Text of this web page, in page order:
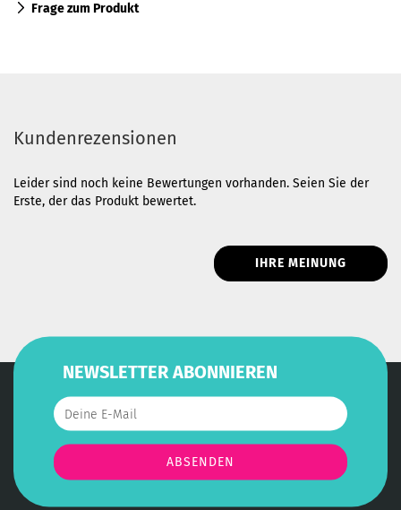
Frage zum Produkt
Kundenrezensionen
Leider sind noch keine Bewertungen vorhanden. Seien Sie der
Erste, der das Produkt bewertet.
IHRE MEINUNG
NEWSLETTER ABONNIEREN